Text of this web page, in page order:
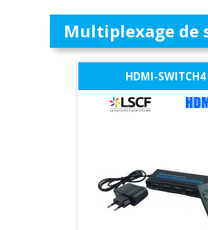
Multiplexage de
HDMI-SWITCH4